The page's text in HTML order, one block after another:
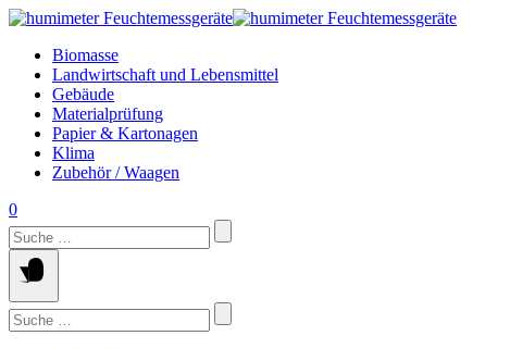
Springe
Inhalt
Biomasse
Landwirtschaft und Lebensmittel
Gebäude
Materialprüfung
Papier & Kartonagen
Klima
Zubehör / Waagen
0
Suchen
nach:
Suchen
nach: